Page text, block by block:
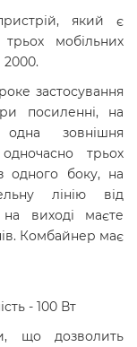
який є
мобільних
2000.
застосування
посиленні, на
одна зовнішня
трьох
одного боку, на
лінію від
виході маєте
Комбайнер має
- 100 Вт
що дозволить